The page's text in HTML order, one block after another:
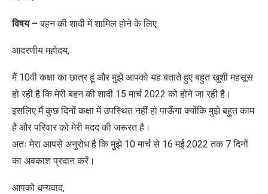
विषय – बहन की शादी में शामिल होने के लिए
आदरणीय महोदय,
मैं 10वी कक्षा का छात्र हूं और मुझे आपको यह बताते हुए बहुत खुशी महसूस
हो रही है कि मेरी बहन की शादी 15 मार्च 2022 को होने जा रही है।
इसलिए मैं कुछ दिनों कक्षा में उपस्थित नहीं हो पाऊँगा क्योंकि मुझे बहुत काम
है और परिवार को मेरी मदद की जरूरत है।
अतः मेरा आपसे अनुरोध है कि मुझे 10 मार्च से 16 मई 2022 तक 7 दिनों
का अवकाश प्रदान करें।
आपको धन्यवाद,